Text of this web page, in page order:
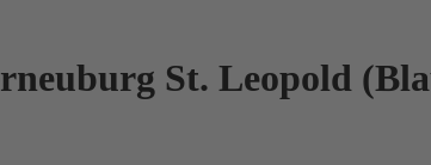
St. Leopold